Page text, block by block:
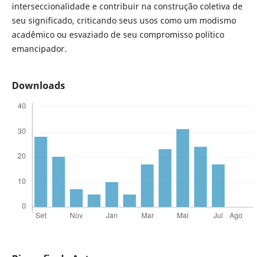
interseccionalidade e contribuir na construção coletiva de
seu significado, criticando seus usos como um modismo
acadêmico ou esvaziado de seu compromisso político
emancipador.
Downloads